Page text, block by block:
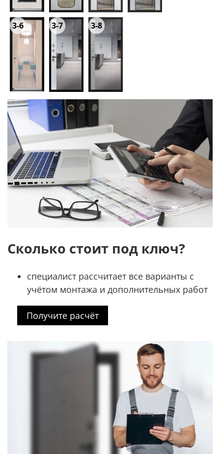
3-6 3-7 3-8
Сколько стоит под ключ?
специалист рассчитает все варианты с
учётом монтажа и дополнительных работ
Получите расчёт